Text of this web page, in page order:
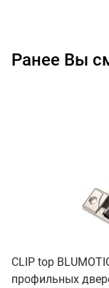
Ранее Вы
CLIP top
профильных